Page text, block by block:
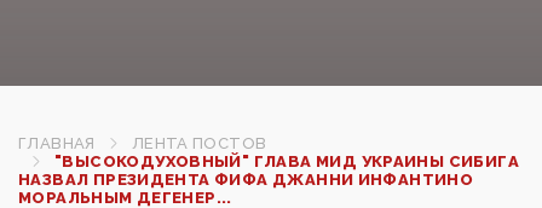
ГЛАВНАЯ
ЛЕНТА ПОСТОВ
"ВЫСОКОДУХОВНЫЙ" ГЛАВА МИД УКРАИНЫ СИБИГА
НАЗВАЛ ПРЕЗИДЕНТА ФИФА ДЖАННИ ИНФАНТИНО
МОРАЛЬНЫМ ДЕГЕНЕР...